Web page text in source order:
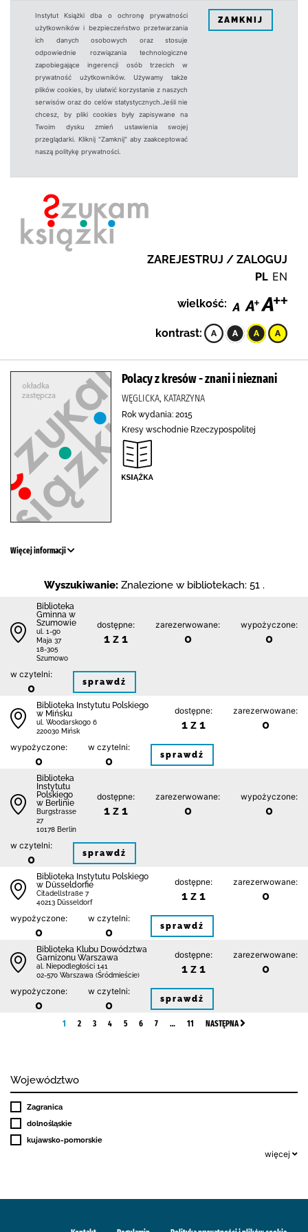
Instytut Książki dba o ochronę prywatności
użytkowników i bezpieczeństwo przetwarzania
ich danych osobowych oraz stosuje
odpowiednie rozwiązania technologiczne
zapobiegające ingerencji osób trzecich w
prywatność użytkowników. Używamy także
plików cookies, by ułatwić korzystanie z naszych
serwisów oraz do celów statystycznych.Jeśli nie
chcesz, by pliki cookies były zapisywane na
Twoim dysku zmień ustawienia swojej
przeglądarki. Kliknij "Zamknij" aby zaakceptować
naszą politykę prywatności.
ZAMKNIJ
ZAREJESTRUJ / ZALOGUJ
PL EN
wielkość:
kontrast:
Polacy z kresów - znani i nieznani
WĘGLICKA, KATARZYNA
Rok wydania: 2015
Kresy wschodnie Rzeczypospolitej
Więcej informacji
Wyszukiwanie: Znalezione w bibliotekach: 51 .
Biblioteka
Gminna w
Szumowie
ul. 1-go
Maja 37
18-305
Szumowo
dostępne:
1 z 1
zarezerwowane:
0
wypożyczone:
0
w czytelni:
0 sprawdź
Biblioteka Instytutu Polskiego
w Mińsku
ul. Woodarskogo 6
220030 Mińsk
dostępne:
1 z 1
zarezerwowane:
0
wypożyczone:
0
w czytelni:
0 sprawdź
Biblioteka
Instytutu
Polskiego
w Berlinie
Burgstrasse
27
10178 Berlin
dostępne:
1 z 1
zarezerwowane:
0
wypożyczone:
0
w czytelni:
0 sprawdź
Biblioteka Instytutu Polskiego
w Düsseldorfie
Citadellstraße 7
40213 Düsseldorf
dostępne:
1 z 1
zarezerwowane:
0
wypożyczone:
0
w czytelni:
0 sprawdź
Biblioteka Klubu Dowództwa
Garnizonu Warszawa
al. Niepodległości 141
02-570 Warszawa (Śródmieście)
dostępne:
1 z 1
zarezerwowane:
0
wypożyczone:
0
w czytelni:
0 sprawdź
1 2 3 4 5 6 7 … 11 NASTĘPNA
Województwo
Zagranica
dolnośląskie
kujawsko-pomorskie
więcej